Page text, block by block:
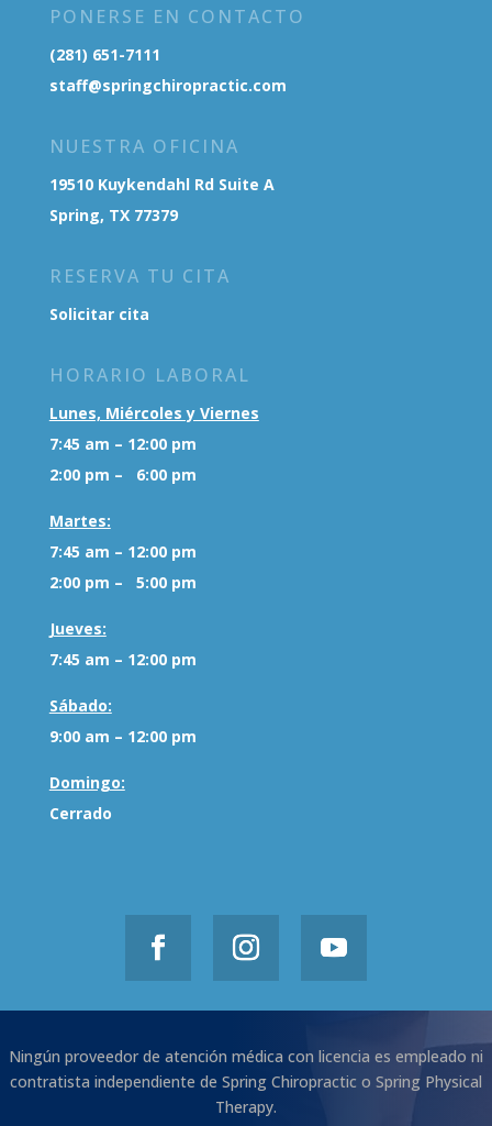
PONERSE EN CONTACTO
(281) 651-7111
staff@springchiropractic.com
NUESTRA OFICINA
19510 Kuykendahl Rd Suite A
Spring, TX 77379
RESERVA TU CITA
Solicitar cita
HORARIO LABORAL
Lunes, Miércoles y Viernes
7:45 am – 12:00 pm
2:00 pm – 6:00 pm
Martes:
7:45 am – 12:00 pm
2:00 pm – 5:00 pm
Jueves:
7:45 am – 12:00 pm
Sábado:
9:00 am – 12:00 pm
Domingo:
Cerrado
Ningún proveedor de atención médica con licencia es empleado ni
contratista independiente de Spring Chiropractic o Spring Physical
Therapy.